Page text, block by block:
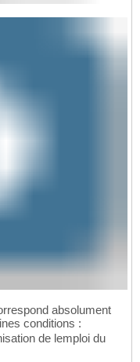
absolument
conditions :
de lemploi du